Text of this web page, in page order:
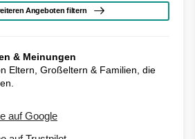
Angeboten filtern
& Meinungen
Eltern, Großeltern & Familien, die
auf Google